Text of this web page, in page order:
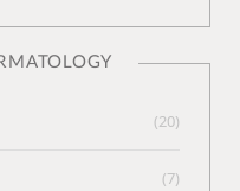
(20)
(7)